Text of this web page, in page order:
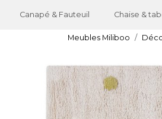
Canapé & Fauteuil Chaise &
Meubles Miliboo